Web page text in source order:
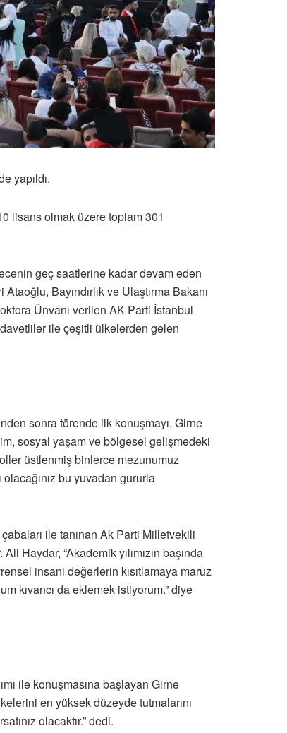
yapıldı.
lisans olmak üzere toplam 301
geç saatlerine kadar devam eden
Bayındırlık ve Ulaştırma Bakanı
Ünvanı verilen AK Parti İstanbul
ile çeşitli ülkelerden gelen
sonra törende ilk konuşmayı, Girne
sosyal yaşam ve bölgesel gelişmedeki
üstlenmiş binlerce mezunumuz
bu yuvadan gururla
ile tanınan Ak Parti Milletvekili
Haydar, “Akademik yılımızın başında
insani değerlerin kısıtlamaya maruz
kıvancı da eklemek istiyorum.” diye
ile konuşmasına başlayan Girne
en yüksek düzeyde tutmalarını
olacaktır.” dedi.